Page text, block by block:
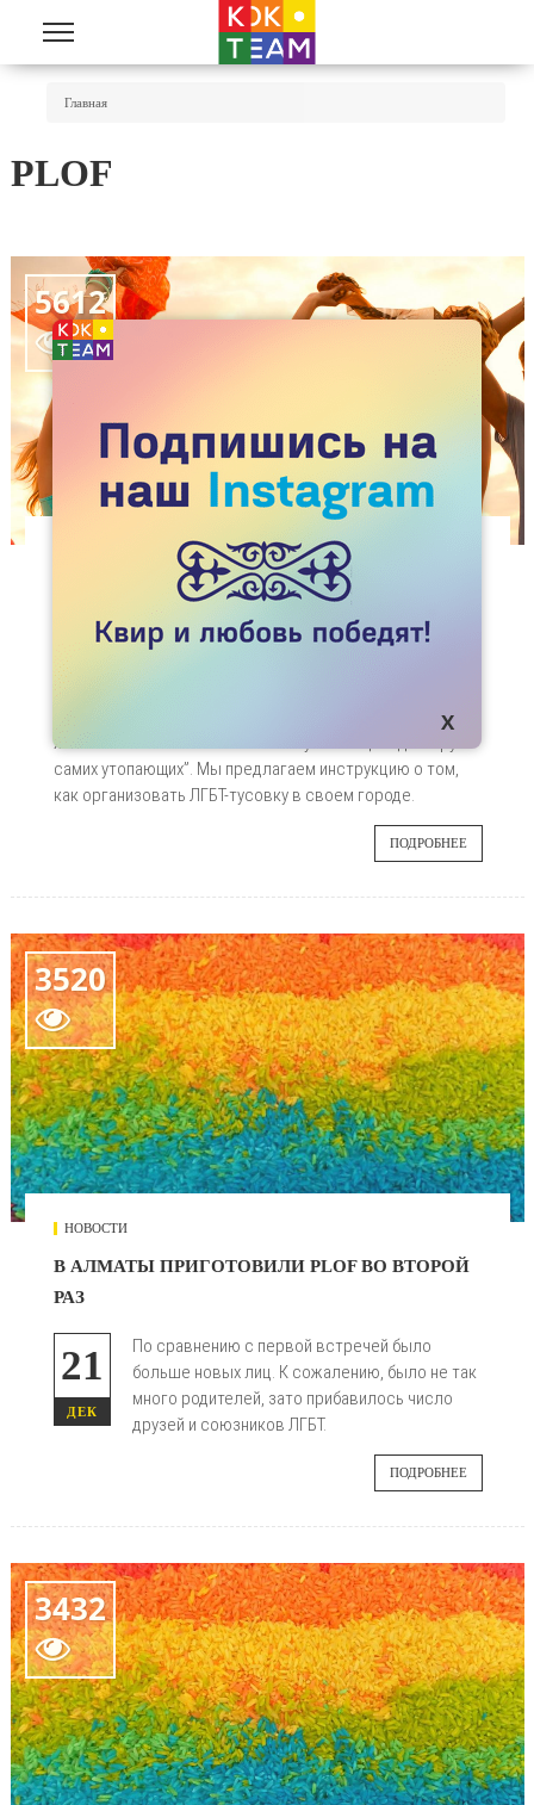
Перейти к основному содержанию
Главная
PLOF
5612

ТУСОВКА СВОИМИ РУКАМИ
25
Наши читательницы и читатели, которые
какие проходят в Алматы и Астане. На это
хочется ответить так: “спасение утопающих - дело рук
самих утопающих”. Мы предлагаем инструкцию о том,
как организовать ЛГБТ-тусовку в своем городе.
ПОДРОБНЕЕ
3520

НОВОСТИ
В АЛМАТЫ ПРИГОТОВИЛИ PLOF ВО ВТОРОЙ
РАЗ
21
ДЕК
По сравнению с первой встречей было
больше новых лиц. К сожалению, было не так
много родителей, зато прибавилось число
друзей и союзников ЛГБТ.
ПОДРОБНЕЕ
3432
